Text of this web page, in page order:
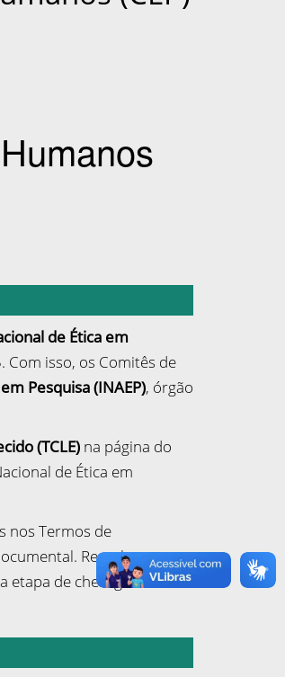
de Ética em
isso, os Comitês de
Pesquisa (INAEP), órgão
(TCLE) na página do
de Ética em
nos Termos de
Ressaltamos
etapa de checagem